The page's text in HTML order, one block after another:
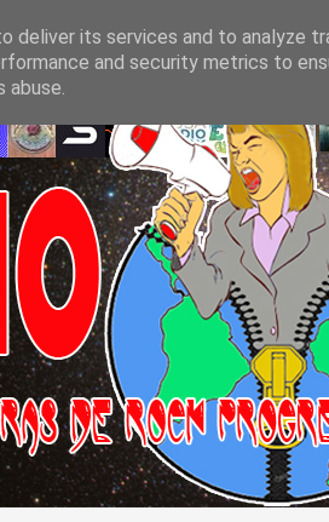
deliver its services and to analyze
and security metrics to
abuse.